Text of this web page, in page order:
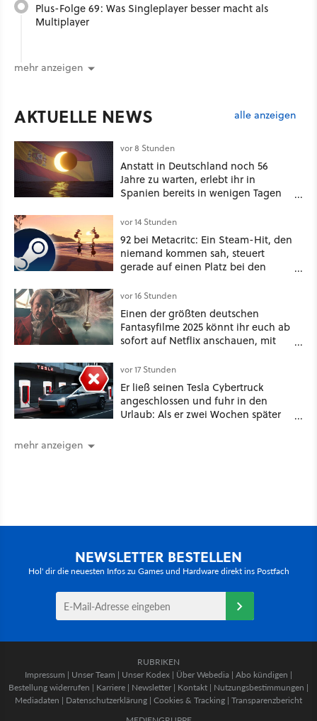
Plus-Folge 69: Was Singleplayer besser macht als
Multiplayer
mehr anzeigen
AKTUELLE NEWS alle anzeigen
vor 8 Stunden
Anstatt in Deutschland noch 56
Jahre zu warten, erlebt ihr in
Spanien bereits in wenigen Tagen
vor 14 Stunden
92 bei Metacritc: Ein Steam-Hit, den
niemand kommen sah, steuert
gerade auf einen Platz bei den
vor 16 Stunden
Einen der größten deutschen
Fantasyfilme 2025 könnt ihr euch ab
sofort auf Netflix anschauen, mit
vor 17 Stunden
Er ließ seinen Tesla Cybertruck
angeschlossen und fuhr in den
Urlaub: Als er zwei Wochen später
mehr anzeigen
NEWSLETTER BESTELLEN
Hol' dir die neuesten Infos zu Games und Hardware direkt ins Postfach
RUBRIKEN
Impressum | Unser Team | Unser Kodex | Über Webedia | Abo kündigen |
Bestellung widerrufen | Karriere | Newsletter | Kontakt | Nutzungsbestimmungen |
Mediadaten | Datenschutzerklärung | Cookies & Tracking | Transparenzbericht